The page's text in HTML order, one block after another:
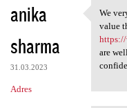
anika
sharma
31.03.2023
Adres
We
We
value
are